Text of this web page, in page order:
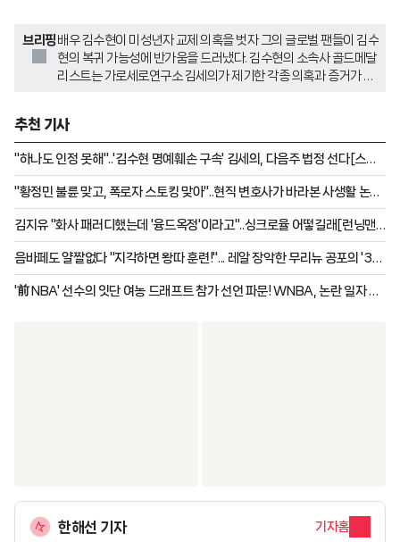
브리핑배우 김수현이 미성년자 교제 의혹을 벗자 그의 글로벌 팬들이 김수
현의 복귀 가능성에 반가움을 드러냈다. 김수현의 소속사 골드메달
리스트는 가로세로연구소 김세의가 제기한 각종 의혹과 증거가 사
있다.
추천 기사
"하나도 인정 못해"..'김수현 명예훼손 구속' 김세의, 다음주 법정 선다[스타
이슈]
"황정민 불륜 맞고, 폭로자 스토킹 맞아"..현직 변호사가 바라본 사생활 논란
[스타이슈]
김지유 "화사 패러디했는데 '융드옥정'이라고"..싱크로율 어떻길래[런닝맨]
[별별TV]
음바페도 얄짤없다 "지각하면 왕따 훈련!"... 레알 장악한 무리뉴 공포의 '3대
금지령' 실시 "식사도 통제"
'前 NBA' 선수의 잇단 여농 드래프트 참가 선언 파문! WNBA, 논란 일자 트
한해선 기자 기자홈